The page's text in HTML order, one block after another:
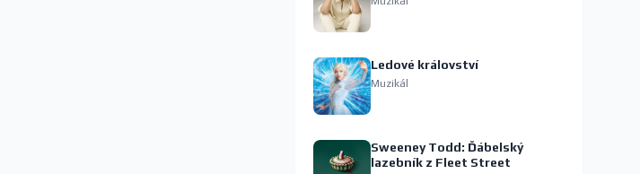
Ledové království
Muzikál
Sweeney Todd: Ďábelský
lazebník z Fleet Street